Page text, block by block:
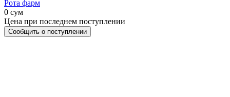
Рота фарм
0 сум
Цена при последнем поступлении
Сообщить о поступлении